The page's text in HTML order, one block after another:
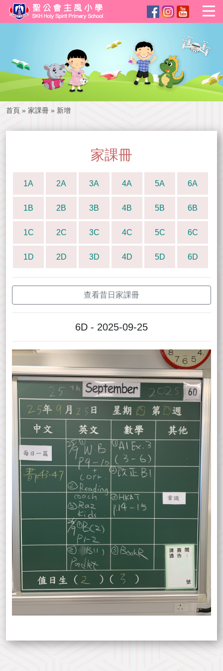
首頁 » 家課冊 » 新增
家課冊
1A 2A 3A 4A 5A 6A
1B 2B 3B 4B 5B 6B
1C 2C 3C 4C 5C 6C
1D 2D 3D 4D 5D 6D
查看昔日家課冊
6D - 2025-09-25